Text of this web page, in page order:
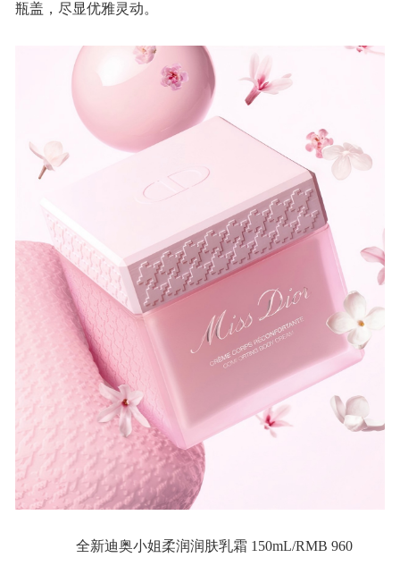
瓶盖，尽显优雅灵动。
全新迪奥小姐柔润润肤乳霜 150mL/RMB 960